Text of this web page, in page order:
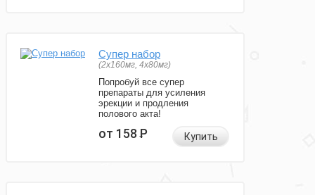
Супер набор
(2х160мг, 4х80мг)
Попробуй все супер
препараты для усиления
эрекции и продления
полового акта!
от 158Р Купить